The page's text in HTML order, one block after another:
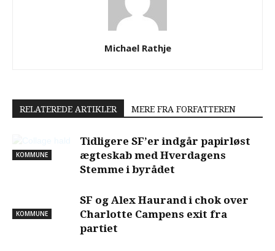
Michael Rathje
RELATEREDE ARTIKLER MERE FRA FORFATTEREN
KOMMUNE
Tidligere SF’er indgår papirløst
ægteskab med Hverdagens
Stemme i byrådet
KOMMUNE
SF og Alex Haurand i chok over
Charlotte Campens exit fra
partiet